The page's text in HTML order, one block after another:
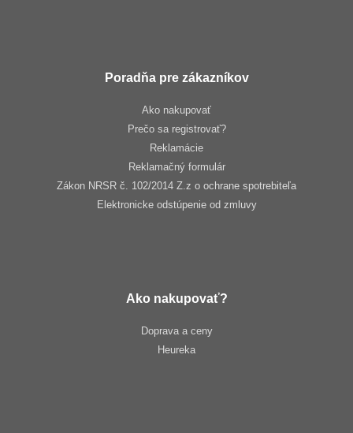
Poradňa pre zákazníkov
Ako nakupovať
Prečo sa registrovať?
Reklamácie
Reklamačný formulár
Zákon NRSR č. 102/2014 Z.z o ochrane spotrebiteľa
Elektronicke odstúpenie od zmluvy
Ako nakupovať?
Doprava a ceny
Heureka